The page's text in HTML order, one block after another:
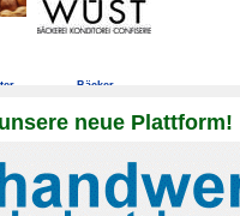
Bäcker
neue Plattform!